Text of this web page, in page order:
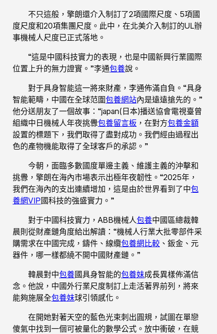
不只這般，擎朗還介入制訂了2項國際尺度、5項國
度尺度和20項集團尺度。此中，在北美介入制訂的UL辦
事機械人尺度已正式落地。
“這是中國科技實力的表現，也是中國新興行業國際
位置上升的無力證實。”李通包養說。
對于具身智能這一將來財產，李通佈滿自負。“具身
智能範疇，中國在全球范圍包養網站內是遠遠搶先的。”
他分送朋友了一個故事：“japan(日本)播送協會電視臺曾
組織中日機械人年夜挑釁包養留言板 ，在對方包養金額
設置的標題下，我們取得了盡對成功。我們經由過程出
色的產物機能取得了全球客戶的承認。”
今朝，面臨多數國度單邊主義、維護主義的沖擊和
挑釁，擎朗在海內市場表示出極年夜韌性。“2025年，
我們在海內的支出連續增加，這是由於世界看到了中包
養網VIP國科技的強盛實力。”
對于中國科技實力，ABB機械人包養中國區總裁韓
晨則從財產鏈角度給出解讀：“機械人行業大批零部件采
購需求在中國完成，鑄件、線纜包養網比較 、鈑金、元
器件，哪一樣都繞不開中國財產鏈。”
韓晨對中包養國具身智能的包養妹成長異樣佈滿信
念。他說，中國外行業尺度制訂上走活著界前列，將來
能夠施展全包養妹球引領感化。
在開她對著天空的藍色光束刺出圓規，試圖在單戀
傻氣中找到一個可被量化的數學公式。放中衝破，在競